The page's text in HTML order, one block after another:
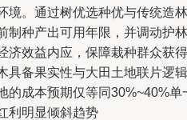
境。通过树优选种优与传统造林
制种产出可用年限，并调动护林
济效益内应，保障栽种群众获得
具备果实性与大田土地联片逻辑
的成本预期仅等同30%~40%单
利明显倾斜趋势